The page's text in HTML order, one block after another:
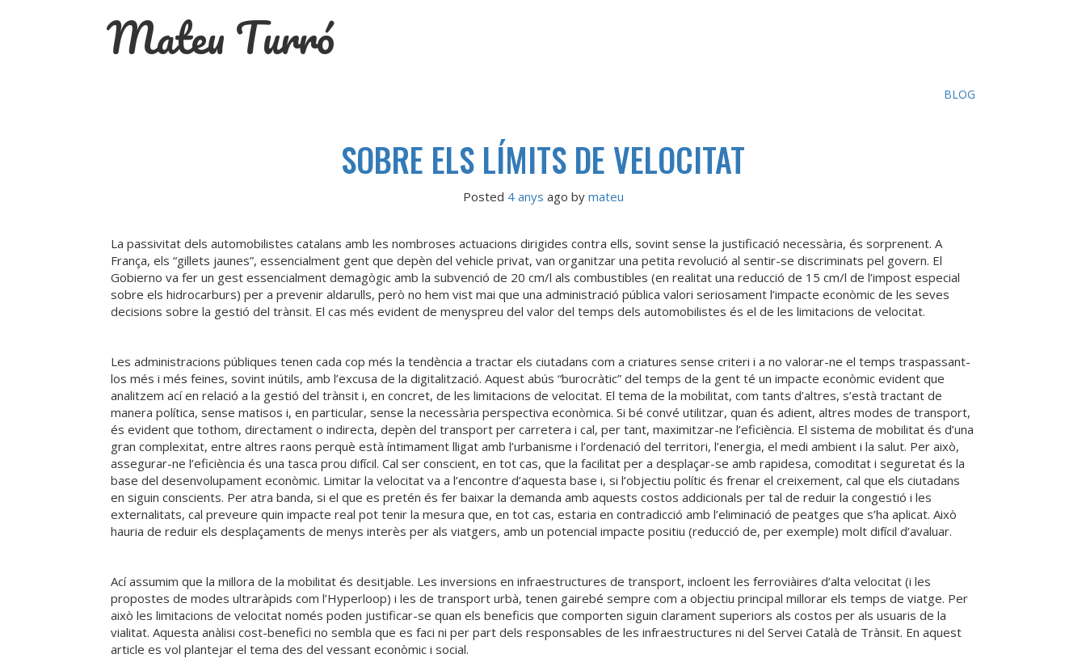
Mateu Turró
BLOG
SOBRE ELS LÍMITS DE VELOCITAT
Posted 4 anys ago by mateu
La passivitat dels automobilistes catalans amb les nombroses actuacions dirigides contra ells, sovint sense la justificació necessària, és sorprenent. A
França, els “gillets jaunes”, essencialment gent que depèn del vehicle privat, van organitzar una petita revolució al sentir-se discriminats pel govern. El
Gobierno va fer un gest essencialment demagògic amb la subvenció de 20 cm/l als combustibles (en realitat una reducció de 15 cm/l de l’impost especial
sobre els hidrocarburs) per a prevenir aldarulls, però no hem vist mai que una administració pública valori seriosament l’impacte econòmic de les seves
decisions sobre la gestió del trànsit. El cas més evident de menyspreu del valor del temps dels automobilistes és el de les limitacions de velocitat.
Les administracions públiques tenen cada cop més la tendència a tractar els ciutadans com a criatures sense criteri i a no valorar-ne el temps traspassant-
los més i més feines, sovint inútils, amb l’excusa de la digitalització. Aquest abús “burocràtic” del temps de la gent té un impacte econòmic evident que
analitzem ací en relació a la gestió del trànsit i, en concret, de les limitacions de velocitat. El tema de la mobilitat, com tants d’altres, s’està tractant de
manera política, sense matisos i, en particular, sense la necessària perspectiva econòmica. Si bé convé utilitzar, quan és adient, altres modes de transport,
és evident que tothom, directament o indirecta, depèn del transport per carretera i cal, per tant, maximitzar-ne l’eficiència. El sistema de mobilitat és d’una
gran complexitat, entre altres raons perquè està íntimament lligat amb l’urbanisme i l’ordenació del territori, l’energia, el medi ambient i la salut. Per això,
assegurar-ne l’eficiència és una tasca prou difícil. Cal ser conscient, en tot cas, que la facilitat per a desplaçar-se amb rapidesa, comoditat i seguretat és la
base del desenvolupament econòmic. Limitar la velocitat va a l’encontre d’aquesta base i, si l’objectiu polític és frenar el creixement, cal que els ciutadans
en siguin conscients. Per atra banda, si el que es pretén és fer baixar la demanda amb aquests costos addicionals per tal de reduir la congestió i les
externalitats, cal preveure quin impacte real pot tenir la mesura que, en tot cas, estaria en contradicció amb l’eliminació de peatges que s’ha aplicat. Això
hauria de reduir els desplaçaments de menys interès per als viatgers, amb un potencial impacte positiu (reducció de, per exemple) molt difícil d’avaluar.
Ací assumim que la millora de la mobilitat és desitjable. Les inversions en infraestructures de transport, incloent les ferroviàires d’alta velocitat (i les
propostes de modes ultraràpids com l’Hyperloop) i les de transport urbà, tenen gairebé sempre com a objectiu principal millorar els temps de viatge. Per
això les limitacions de velocitat només poden justificar-se quan els beneficis que comporten siguin clarament superiors als costos per als usuaris de la
vialitat. Aquesta anàlisi cost-benefici no sembla que es faci ni per part dels responsables de les infraestructures ni del Servei Català de Trànsit. En aquest
article es vol plantejar el tema des del vessant econòmic i social.